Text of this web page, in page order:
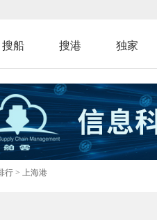
搜船 搜港 独家
行 > 上海港